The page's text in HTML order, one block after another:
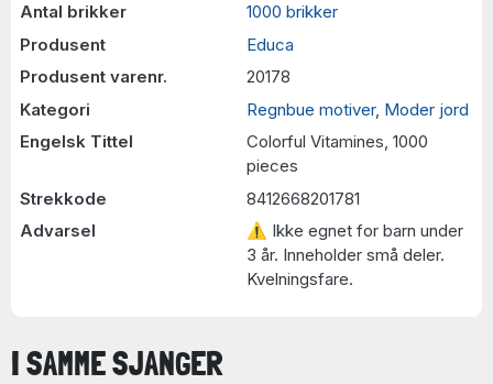
Antal brikker
1000 brikker
Produsent
Educa
Produsent varenr.
20178
Kategori
Regnbue motiver, Moder jord
Engelsk Tittel
Colorful Vitamines, 1000
pieces
Strekkode
8412668201781
Advarsel
⚠ Ikke egnet for barn under
3 år. Inneholder små deler.
Kvelningsfare.
I SAMME SJANGER